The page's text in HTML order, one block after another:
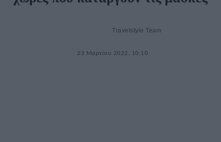
Travelstyle Team
23 Μαρτίου 2022, 10:10